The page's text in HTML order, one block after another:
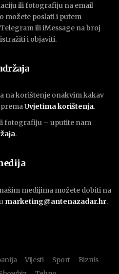
ili fotografiju na email
možete poslati i putem
ili iMessage na broj
i objaviti.
na korištenje onakvim kakav
Uvjetima korištenja.
fotografiju – uputite nam
.
medijima možete dobiti na
marketing@antenazadar.hr.
Vijesti Sport
Biznis